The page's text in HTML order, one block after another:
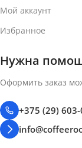
Мой аккаунт
Избранное
Нужна
Оформить заказ
+375 (29)